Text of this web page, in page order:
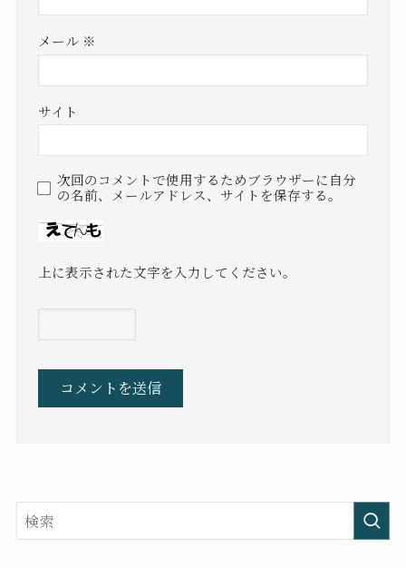
メール ※
サイト
次回のコメントで使用するためブラウザーに自分
の名前、メールアドレス、サイトを保存する。
上に表示された文字を入力してください。